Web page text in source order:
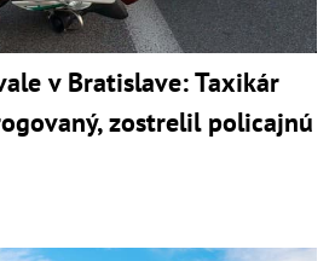
v Bratislave: Taxikár
zostrelil policajnú